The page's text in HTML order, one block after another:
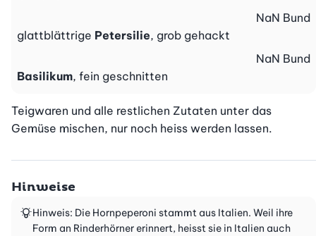
glattblättrige Petersilie, grob gehackt
NaN Bund
Basilikum, fein geschnitten
NaN Bund
Teigwaren und alle restlichen Zutaten unter das
Gemüse mischen, nur noch heiss werden lassen.
Hinweise
Hinweis: Die Hornpeperoni stammt aus Italien. Weil ihre
Form an Rinderhörner erinnert, heisst sie in Italien auch